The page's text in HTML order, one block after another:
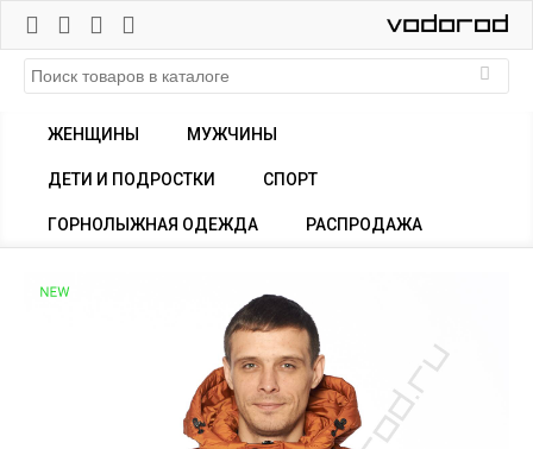
ЖЕНЩИНЫ МУЖЧИНЫ
ДЕТИ И ПОДРОСТКИ СПОРТ
ГОРНОЛЫЖНАЯ ОДЕЖДА РАСПРОДАЖА